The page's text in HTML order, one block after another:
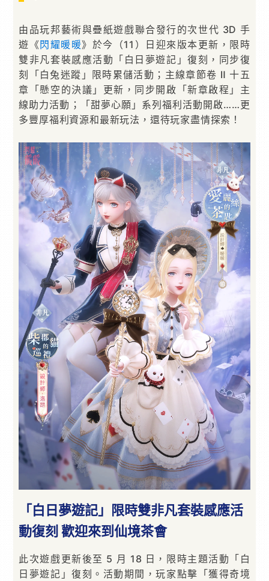
由品玩邦藝術與疊紙遊戲聯合發行的次世代 3D 手
遊《閃耀暖暖》於今（11）日迎來版本更新，限時
雙非凡套裝感應活動「白日夢遊記」復刻，同步復
刻「白兔迷蹤」限時累儲活動；主線章節卷 Ⅱ 十五
章「懸空的決議」更新，同步開啟「新章啟程」主
線助力活動；「甜夢心願」系列福利活動開啟……更
多豐厚福利資源和最新玩法，還待玩家盡情探索！
「白日夢遊記」限時雙非凡套裝感應活
動復刻 歡迎來到仙境茶會
此次遊戲更新後至 5 月 18 日，限時主題活動「白
日夢遊記」復刻。活動期間，玩家點擊「獲得奇境